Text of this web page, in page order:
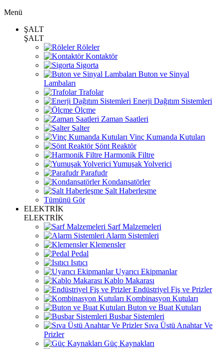
Menü
ŞALT
ŞALT
Röleler
Kontaktör
Sigorta
Buton ve Sinyal
Lambaları
Trafolar
Enerji Dağıtım Sistemleri
Ölçme
Zaman Saatleri
Şalter
Vinç Kumanda Kutuları
Şönt Reaktör
Harmonik Filtre
Yumuşak Yolverici
Parafudr
Kondansatörler
Şalt Haberleşme
Tümünü Gör
ELEKTRİK
ELEKTRİK
Sarf Malzemeleri
Alarm Sistemleri
Klemensler
Pedal
Isıtıcı
Uyarıcı Ekipmanlar
Kablo Makarası
Endüstriyel Fiş ve Prizler
Kombinasyon Kutuları
Buton ve Buat Kutuları
Busbar Sistemleri
Sıva Üstü Anahtar Ve
Prizler
Güç Kaynakları